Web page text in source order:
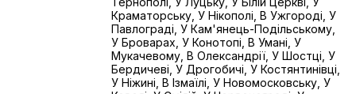
Краматорську, У Нікополі, В Ужгороді, У
Павлограді, У Кам'янець-Подільському,
У Броварах, У Конотопі, В Умані, У
Мукачевому, В Олександрії, У Шостці, У
Бердичеві, У Дрогобичі, У Костянтинівці,
У Ніжині, В Ізмаїлі, У Новомосковську, У